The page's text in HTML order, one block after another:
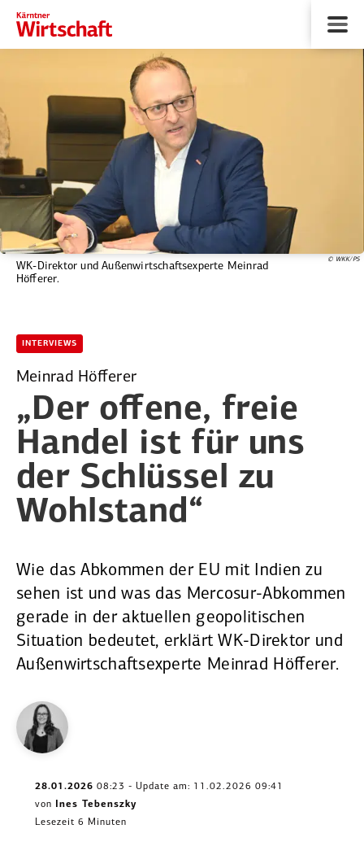
WK-Direktor und Außenwirtschaftsexperte Meinrad
Höfferer.
© WKK/PS
INTERVIEWS
Meinrad Höfferer
„Der offene, freie
Handel ist für uns
der Schlüssel zu
Wohlstand“
Wie das Abkommen der EU mit Indien zu
sehen ist und was das Mercosur-Abkommen
gerade in der aktuellen geopolitischen
Situation bedeutet, erklärt WK-Direktor und
Außenwirtschaftsexperte Meinrad Höfferer.
28.01.2026 08:23 - Update am: 11.02.2026 09:41
von
Ines Tebenszky
Lesezeit 6 Minuten